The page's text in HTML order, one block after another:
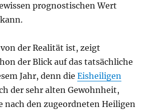
prognostischen Wert
der Realität ist, zeigt
der Blick auf das tatsächliche
Jahr, denn dieEisheiligen
der sehr alten Gewohnheit,
nach den zugeordneten Heiligen